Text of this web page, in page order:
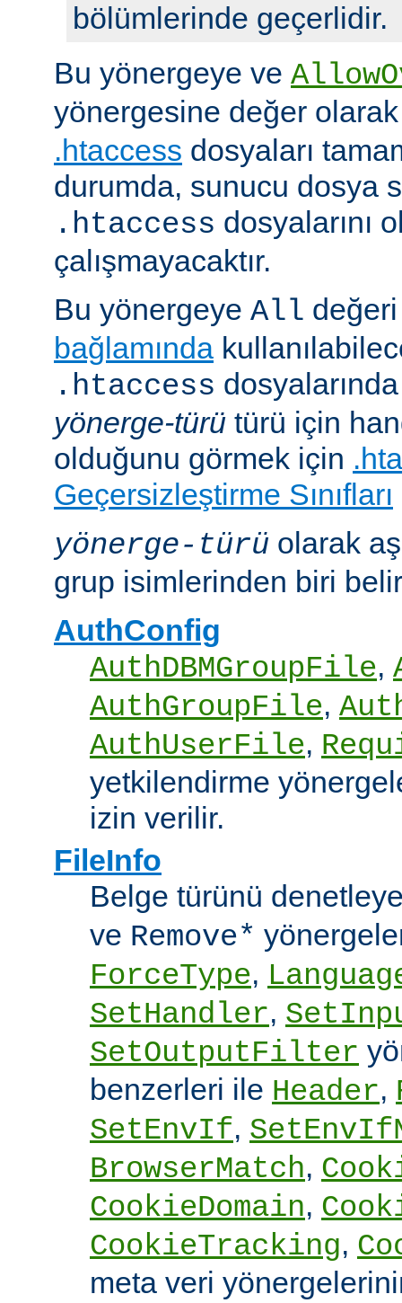
bölümlerinde geçerlidir.
Bu yönergeye ve
yönergesine değer
.htaccess dosyaları
durumda, sunucu dosya
.htaccess dosyalarını
çalışmayacaktır.
Bu yönergeye All
bağlamında
.htaccess
yönerge-türü türü için
olduğunu görmek için
Geçersizleştirme Sınıfları
yönerge-türü olarak
grup isimlerinden biri
AuthConfig
AuthDBMGroupFile,
AuthGroupFile,
AuthUserFile,
yetkilendirme
izin verilir.
FileInfo
Belge türünü
ve Remove*
ForceType,
SetHandler,
SetOutputFilter
benzerleri ile Header,
SetEnvIf,
BrowserMatch,
CookieDomain,
CookieTracking,
meta veri